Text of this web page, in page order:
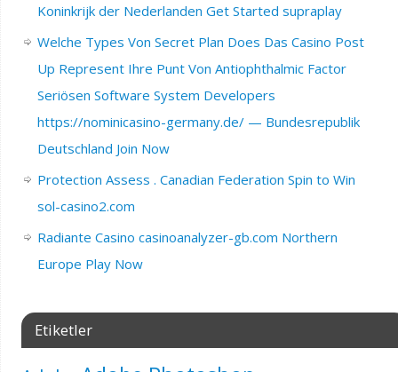
Koninkrijk der Nederlanden Get Started supraplay
Welche Types Von Secret Plan Does Das Casino Post
Up Represent Ihre Punt Von Antiophthalmic Factor
Seriösen Software System Developers
https://nominicasino-germany.de/ — Bundesrepublik
Deutschland Join Now
Protection Assess . Canadian Federation Spin to Win
sol-casino2.com
Radiante Casino casinoanalyzer-gb.com Northern
Europe Play Now
Etiketler